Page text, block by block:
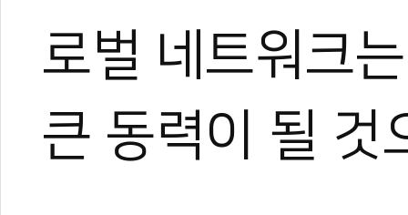
로벌 네트워크
큰 동력이 될 것